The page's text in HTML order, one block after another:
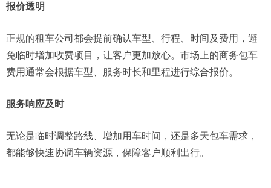
报价透明
正规的租车公司都会提前确认车型、行程、时间及费用，避
免临时增加收费项目，让客户更加放心。市场上的商务包车
费用通常会根据车型、服务时长和里程进行综合报价。
服务响应及时
无论是临时调整路线、增加用车时间，还是多天包车需求，
都能够快速协调车辆资源，保障客户顺利出行。